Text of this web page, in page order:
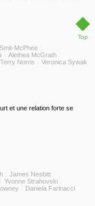
◆
Top
McPhee
Alethea McGrath
Terry Norris
Veronica Sywak
et une relation forte se
James Nesbitt
Yvonne Strahovski
Daniela Farinacci